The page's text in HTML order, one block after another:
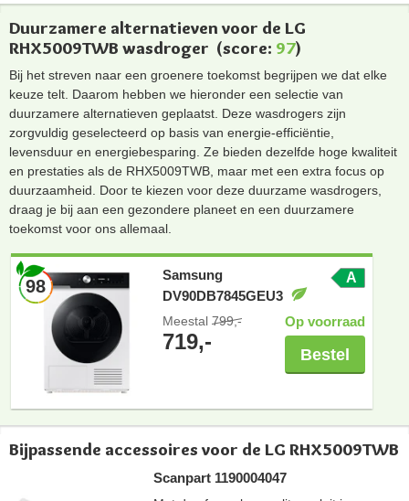
Duurzamere alternatieven voor de LG
RHX5009TWB wasdroger (score: 97)
Bij het streven naar een groenere toekomst begrijpen we dat elke
keuze telt. Daarom hebben we hieronder een selectie van
duurzamere alternatieven geplaatst. Deze wasdrogers zijn
zorgvuldig geselecteerd op basis van energie-efficiëntie,
levensduur en energiebesparing. Ze bieden dezelfde hoge kwaliteit
en prestaties als de RHX5009TWB, maar met een extra focus op
duurzaamheid. Door te kiezen voor deze duurzame wasdrogers,
draag je bij aan een gezondere planeet en een duurzamere
toekomst voor ons allemaal.
98
Samsung
DV90DB7845GEU3
A
Meestal 799,-
719,-
Op voorraad
Bestel
Bijpassende accessoires voor de LG RHX5009TWB
Scanpart 1190004047